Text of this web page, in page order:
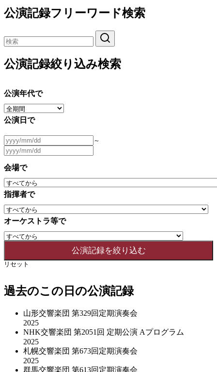
公演記録フリーワード検索
公演記録絞り込み検索
公演年代で
公演日で
～
会場で
指揮者で
オーケストラ等で
リセット
過去のこの日の公演記録
山形交響楽団 第329回定期演奏会
2025
NHK交響楽団 第2051回 定期公演 Aプログラム
2025
札幌交響楽団 第673回定期演奏会
2025
群馬交響楽団 第613回定期演奏会